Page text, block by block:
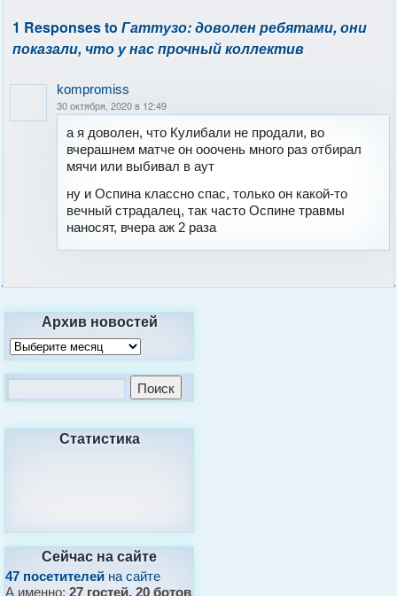
1 Responses toГаттузо: доволен ребятами, они
показали, что у нас прочный коллектив
kompromiss
30 октября, 2020 в 12:49
а я доволен, что Кулибали не продали, во
вчерашнем матче он ооочень много раз отбирал
мячи или выбивал в аут
ну и Оспина классно спас, только он какой-то
вечный страдалец, так часто Оспине травмы
наносят, вчера аж 2 раза
Архив новостей
Статистика
Сейчас на сайте
47 посетителей на сайте
А именно:27 гостей, 20 ботов